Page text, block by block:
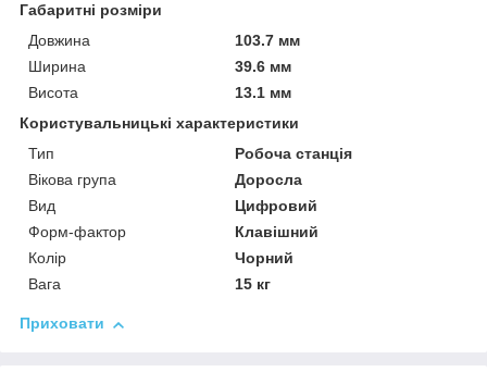
Габаритні розміри
Довжина
103.7 мм
Ширина
39.6 мм
Висота
13.1 мм
Користувальницькі характеристики
Тип
Робоча станція
Вікова група
Доросла
Вид
Цифровий
Форм-фактор
Клавішний
Колір
Чорний
Вага
15 кг
Приховати